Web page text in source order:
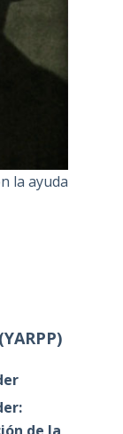
la ayuda